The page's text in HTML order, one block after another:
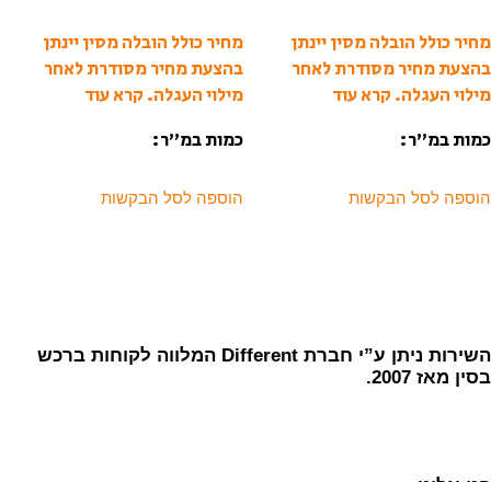
מחיר כולל הובלה מסין יינתן
בהצעת מחיר מסודרת לאחר
מילוי העגלה. קרא עוד
כמות במ”ר:
הוספה לסל הבקשות
מחיר כולל הובלה מסין יינתן
בהצעת מחיר מסודרת לאחר
מילוי העגלה. קרא עוד
כמות במ”ר:
הוספה לסל הבקשות
השירות ניתן ע”י חברת Different המלווה לקוחות ברכש
בסין מאז 2007.